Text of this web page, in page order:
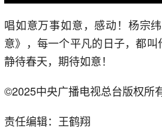
唱如意万事如意，感动！杨宗
意》，每一个平凡的日子，都叫
静待春天，期待如意！
©2025中央广播电视总台版权所
责任编辑：王鹤翔